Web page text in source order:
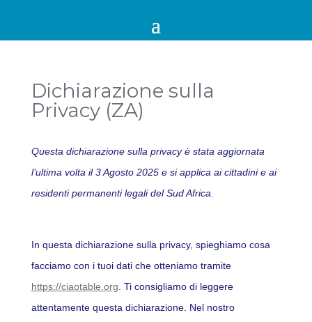
Dichiarazione sulla
Privacy (ZA)
Questa dichiarazione sulla privacy è stata aggiornata
l’ultima volta il 3 Agosto 2025 e si applica ai cittadini e ai
residenti permanenti legali del Sud Africa.
In questa dichiarazione sulla privacy, spieghiamo cosa
facciamo con i tuoi dati che otteniamo tramite
https://ciaotable.org . Ti consigliamo di leggere
attentamente questa dichiarazione. Nel nostro